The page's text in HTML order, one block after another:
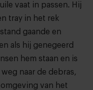
vaat in passen. Hij
tray in het rek
gaande en
als hij genegeerd
hem staan en is
naar de debras,
van het